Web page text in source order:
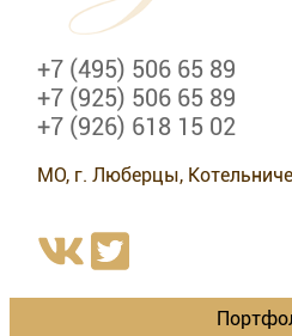
+7 (495) 506 65 89
+7 (925) 506 65 89
+7 (926) 618 15 02
МО, г. Люберцы,